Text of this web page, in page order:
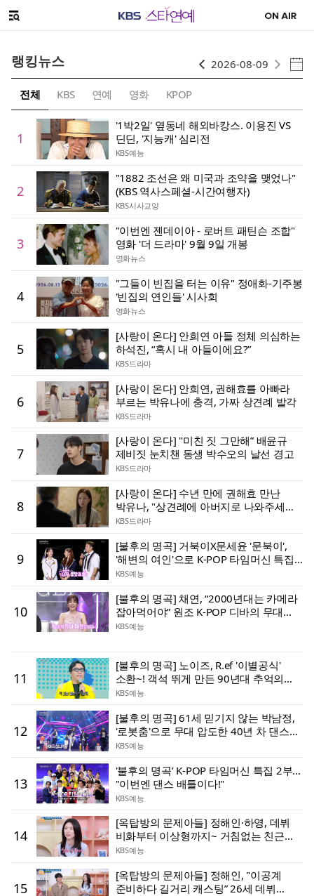
메뉴 열기
랭킹뉴스 2026-08-09
전체 KBS 연예 영화 KPOP
1
'1박2일' 옆동네 해외바캉스. 이용진 VS
딘딘, '지능캐' 심리전
KBS예능
2
"1882 조선은 왜 미국과 조약을 맺었나"
(KBS 역사스페셜-시간여행자)
KBS시사교양
3
"이번엔 젠데이아 - 로버트 패틴슨 조합"
영화 '더 드라마' 9월 9일 개봉
영화뉴스
4
"그들이 빈집을 터는 이유" 정애화-기주봉
'빈집의 연인들' 시사회
영화뉴스
5
[사랑이 온다] 안희연 아들 정체 의심하는
하석진, “혹시 내 아들이에요?”
KBS드라마
6
[사랑이 온다] 안희연, 권해효를 아빠라
부르는 박유나에 충격, 가짜 상견례 발각
KBS드라마
7
[사랑이 온다] "미친 짓 그만해” 배윤규
제비짓 눈치챈 동생 박수오의 날선 경고
KBS드라마
8
[사랑이 온다] 수년 만에 권해효 만난
박유나, "상견례에 아버지로 나와주세요”
충격 부탁
KBS드라마
9
[불후의 명곡] 거북이X문세윤 '문북이',
'해변의 여인'으로 K-POP 타임머신 특집
최종 우승!
KBS예능
10
[불후의 명곡] 채연, “2000년대는 카메라
잡아먹어야” 원조 K-POP 디바의 무대
노하우
KBS예능
11
[불후의 명곡] 노이즈, R.ef '이별공식'
소환~! 객석 뛰게 만든 90년대 추억의
무대
KBS예능
12
[불후의 명곡] 61세 믿기지 않는 박남정,
'로봇춤'으로 무대 압도한 40년 차 댄스
황제~★
KBS예능
13
'불후의 명곡’ K-POP 타임머신 특집 2부...
"이번엔 댄스 배틀이다!"
KBS예능
14
[옥탑방의 문제아들] 정해인·하영, 데뷔
비화부터 이상형까지~ 거침없는 친근
토크!
KBS예능
15
[옥탑방의 문제아들] 정해인, "이공계
준비하다 길거리 캐스팅” 26세 데뷔